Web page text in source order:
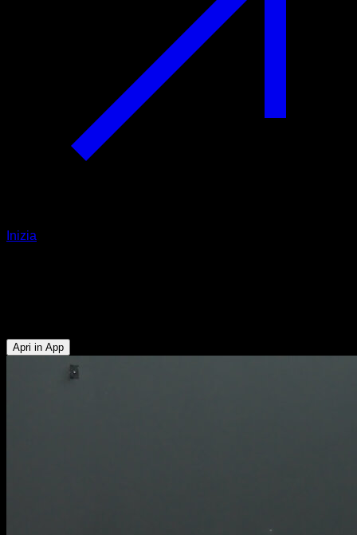
Inizia
Apri in App